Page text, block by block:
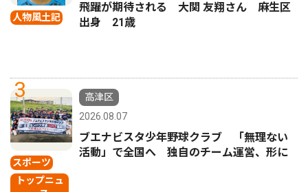
人物風土記
飛躍が期待される 大関 友翔さん 麻生区
出身 21歳
3
スポーツ
トップニュ
高津区
2026.08.07
ブエナビスタ少年野球クラブ 「無理ない
活動」で全国へ 独自のチーム運営、形に